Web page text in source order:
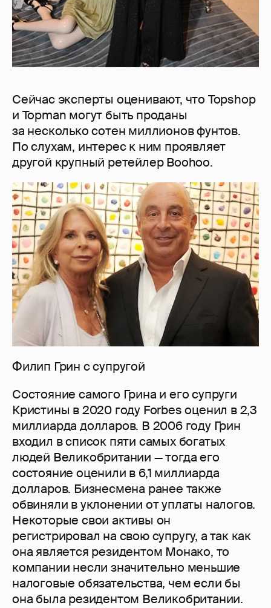
Сейчас эксперты оценивают, что Topshop
и Topman могут быть проданы
за несколько сотен миллионов фунтов.
По слухам, интерес к ним проявляет
другой крупный ретейлер Boohoo.
Филип Грин с супругой
Состояние самого Грина и его супруги
Кристины в 2020 году Forbes оценил в 2,3
миллиарда долларов. В 2006 году Грин
входил в список пяти самых богатых
людей Великобритании — тогда его
состояние оценили в 6,1 миллиарда
долларов. Бизнесмена ранее также
обвиняли в уклонении от уплаты налогов.
Некоторые свои активы он
регистрировал на свою супругу, а так как
она является резидентом Монако, то
компании несли значительно меньшие
налоговые обязательства, чем если бы
она была резидентом Великобритании.